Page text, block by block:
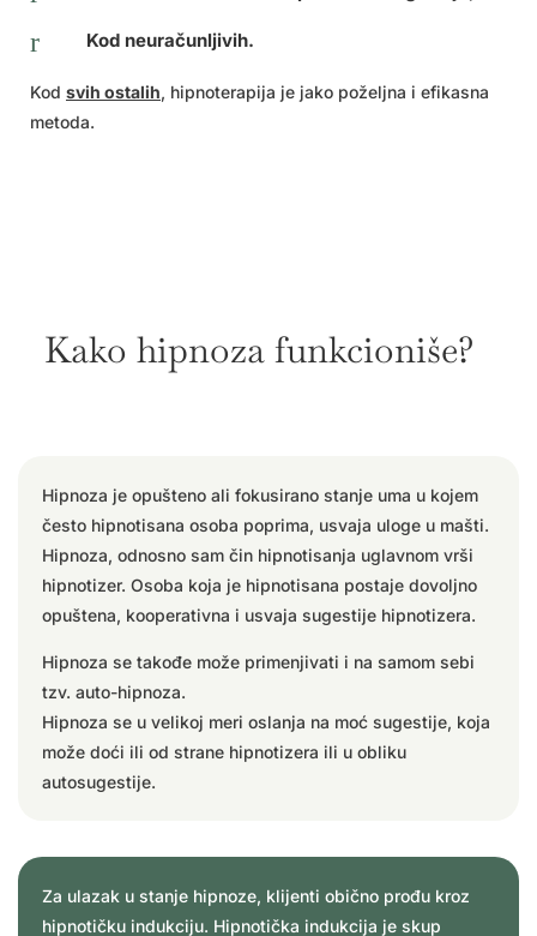
r Kod neuračunljivih.
Kod svih ostalih, hipnoterapija je jako poželjna i efikasna
metoda.
Kako hipnoza funkcioniše?
Hipnoza je opušteno ali fokusirano stanje uma u kojem
često hipnotisana osoba poprima, usvaja uloge u mašti.
Hipnoza, odnosno sam čin hipnotisanja uglavnom vrši
hipnotizer. Osoba koja je hipnotisana postaje dovoljno
opuštena, kooperativna i usvaja sugestije hipnotizera.
Hipnoza se takođe može primenjivati i na samom sebi
tzv. auto-hipnoza.
Hipnoza se u velikoj meri oslanja na moć sugestije, koja
može doći ili od strane hipnotizera ili u obliku
autosugestije.
Za ulazak u stanje hipnoze, klijenti obično prođu kroz
hipnotičku indukciju. Hipnotička indukcija je skup